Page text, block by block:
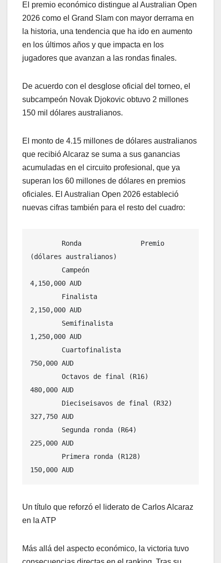
El premio económico distingue al Australian Open
2026 como el Grand Slam con mayor derrama en
la historia, una tendencia que ha ido en aumento
en los últimos años y que impacta en los
jugadores que avanzan a las rondas finales.
De acuerdo con el desglose oficial del torneo, el
subcampeón Novak Djokovic obtuvo 2 millones
150 mil dólares australianos.
El monto de 4.15 millones de dólares australianos
que recibió Alcaraz se suma a sus ganancias
acumuladas en el circuito profesional, que ya
superan los 60 millones de dólares en premios
oficiales. El Australian Open 2026 estableció
nuevas cifras también para el resto del cuadro:
(dólares australianos)
4,150,000 AUD
2,150,000 AUD
1,250,000 AUD
750,000 AUD
480,000 AUD
327,750 AUD
225,000 AUD
150,000 AUD
Un título que reforzó el liderato de Carlos Alcaraz
en la ATP
Más allá del aspecto económico, la victoria tuvo